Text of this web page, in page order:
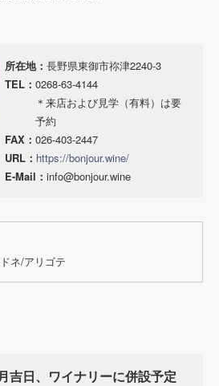
所在地： 長野県東御市祢津2240-3
TEL： 0268-63-4144
＊来店および見学（有料）は要
予約
FAX： 026-403-2447
URL： https://bonjour.wine/
E-Mail： info@bonjour.wine
ネ/アリゴテ
日、ワイナリーに併設予定